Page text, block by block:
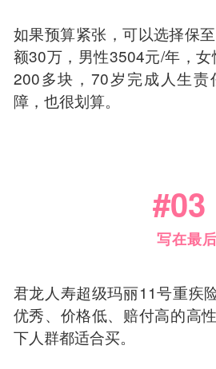
如果预算紧张，可以选择保
额30万，男性3504元/年，
200多块，70岁完成人生
障，也很划算。
#03
写在最后
君龙人寿超级玛丽11号重疾
优秀、价格低、赔付高的高
下人群都适合买。